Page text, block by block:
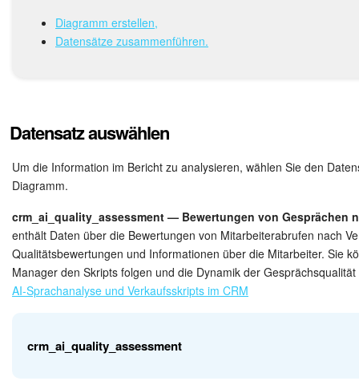
Drive
Buchung
KI in Bitrix24
Elektronische Unterschrift für HR
Elektronische Unterschrift
Bestandsverwaltung
Diagramm erstellen,
Datensätze zusammenführen.
Datensatz auswählen
Um die Information im Bericht zu analysieren, wählen Sie den
Diagramm.
crm_ai_quality_assessment — Bewertungen von Gesprächen
enthält Daten über die Bewertungen von Mitarbeiterabrufen nach
Qualitätsbewertungen und Informationen über die Mitarbeiter. Sie
Manager den Skripts folgen und die Dynamik der
AI-Sprachanalyse und Verkaufsskripts im CRM
crm_ai_quality_assessment